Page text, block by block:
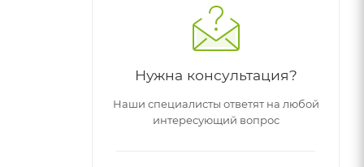
Нужна консультация?
Наши специалисты ответят на любой
интересующий вопрос